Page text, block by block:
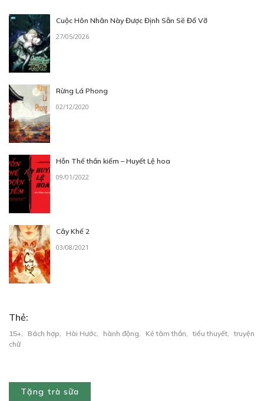
CHƯƠNG 5: ĐƯA NGƯỜI VỀ
28/07/2023
CHƯƠNG 6: THẬT TUYỆT KHI GẶP ĐƯỢC
CHỊ
28/07/2023
CHƯƠNG 7: NỤ HÔN NGỌT
CHƯƠNG 8: GẶP GỠ
Cuộc Hôn Nhân Này Được Định Sẵn Sẽ Đổ Vỡ
27/05/2026
Rừng Lá Phong
02/12/2020
Hỗn Thế thần kiếm – Huyết Lệ hoa
09/01/2022
Cây Khế 2
03/08/2021
Thẻ:
15+ Bách hợp Hài Hước hành động Kẻ tâm thần tiểu thuyết
truyện
chữ
Tặng trà sữa